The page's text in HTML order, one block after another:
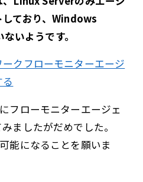
ており、Windows
いようです。
クフローモニターエージ
フローモニターエージェ
ましたがだめでした。
能になることを願いま